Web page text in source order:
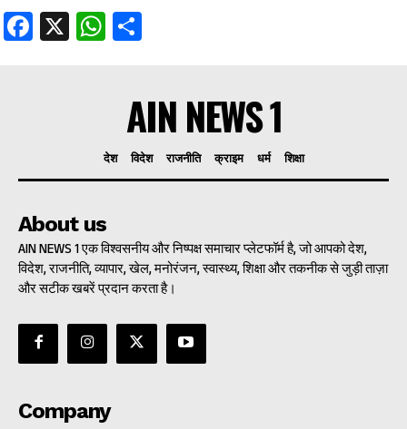
Facebook
X WhatsApp
AIN NEWS 1
देश विदेश राजनीति क्राइम धर्म शिक्षा
About us
AIN NEWS 1 एक विश्वसनीय और निष्पक्ष समाचार प्लेटफॉर्म है, जो आपको देश,
विदेश, राजनीति, व्यापार, खेल, मनोरंजन, स्वास्थ्य, शिक्षा और तकनीक से जुड़ी ताज़ा
और सटीक खबरें प्रदान करता है।
Company